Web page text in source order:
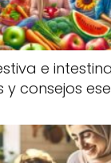
e
consejos